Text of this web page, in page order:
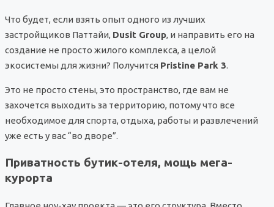
Что будет, если взять опыт одного из лучших
застройщиков Паттайи, Dusit Group, и направить его на
создание не просто жилого комплекса, а целой
экосистемы для жизни? Получится Pristine Park 3.
Это не просто стены, это пространство, где вам не
захочется выходить за территорию, потому что все
необходимое для спорта, отдыха, работы и развлечений
уже есть у вас “во дворе”.
Приватность бутик-отеля, мощь мега-
курорта